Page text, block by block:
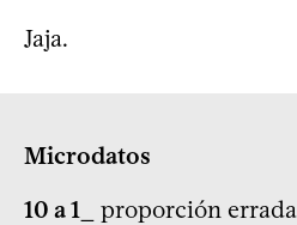
Jaja.
Microdatos
10 a 1_
proporción